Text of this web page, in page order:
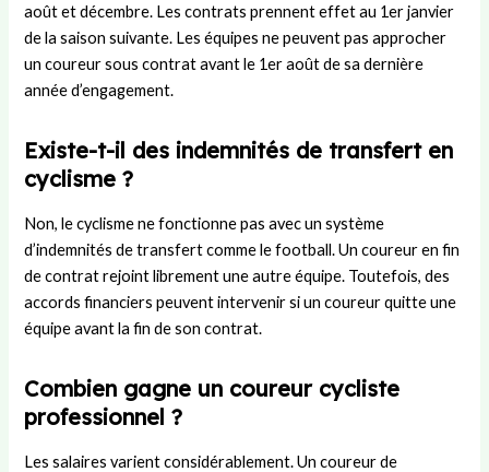
août et décembre. Les contrats prennent effet au 1er janvier
de la saison suivante. Les équipes ne peuvent pas approcher
un coureur sous contrat avant le 1er août de sa dernière
année d’engagement.
Existe-t-il des indemnités de transfert en
cyclisme ?
Non, le cyclisme ne fonctionne pas avec un système
d’indemnités de transfert comme le football. Un coureur en fin
de contrat rejoint librement une autre équipe. Toutefois, des
accords financiers peuvent intervenir si un coureur quitte une
équipe avant la fin de son contrat.
Combien gagne un coureur cycliste
professionnel ?
Les salaires varient considérablement. Un coureur de